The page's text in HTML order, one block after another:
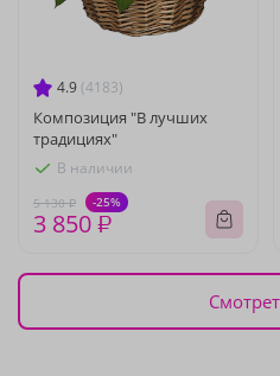
4.9 (4183)
Композиция "В лучших
традициях"
В наличии
5 130 ₽ -25%
3 850 ₽